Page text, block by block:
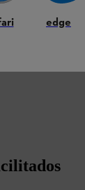
edge